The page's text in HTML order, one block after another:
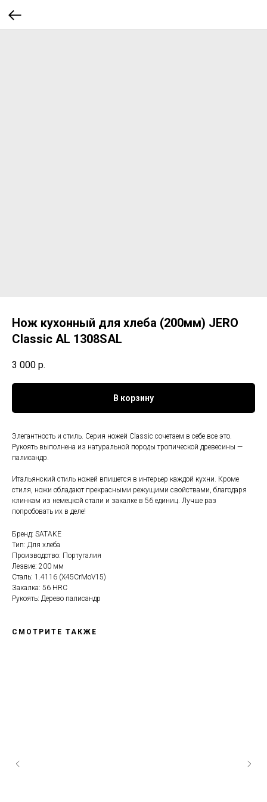
Нож кухонный для хлеба (200мм) JERO
Classic AL 1308SAL
3 000 р.
В корзину
Элегантность и стиль. Серия ножей Classic сочетаем в себе все это.
Рукоять выполнена из натуральной породы тропической древесины —
палисандр.
Итальянский стиль ножей впишется в интерьер каждой кухни. Кроме
стиля, ножи обладают прекрасными режущими свойствами, благодаря
клинкам из немецкой стали и закалке в 56 единиц. Лучше раз
попробовать их в деле!
Бренд: SATAKE
Тип: Для хлеба
Производство: Португалия
Лезвие: 200 мм
Сталь: 1.4116 (X45CrMoV15)
Закалка: 56 HRC
Рукоять: Дерево палисандр
СМОТРИТЕ ТАКЖЕ